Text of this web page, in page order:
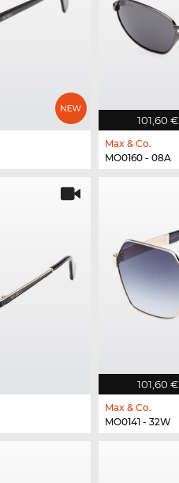
101,60 €
Max & Co.
MO0160 - 08A
101,60 €
Max & Co.
MO0141 - 32W